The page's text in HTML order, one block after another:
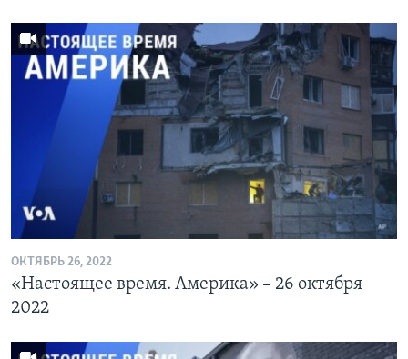
ОКТЯБРЬ 26, 2022
«Настоящее время. Америка» – 26 октября
2022